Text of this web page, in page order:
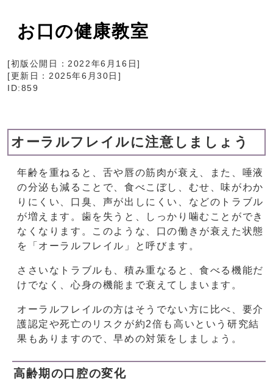
お口の健康教室
[初版公開日：2022年6月16日]
[更新日： 2025年6月30日 ]
ID:859
オーラルフレイルに注意しましょう
年齢を重ねると、舌や唇の筋肉が衰え、また、唾液
の分泌も減ることで、食べこぼし、むせ、味がわか
りにくい、口臭、声が出しにくい、などのトラブル
が増えます。歯を失うと、しっかり噛むことができ
なくなります。このような、口の働きが衰えた状態
を「オーラルフレイル」と呼びます。
ささいなトラブルも、積み重なると、食べる機能だ
けでなく、心身の機能まで衰えてしまいます。
オーラルフレイルの方はそうでない方に比べ、要介
護認定や死亡のリスクが約2倍も高いという研究結
果もありますので、早めの対策をしましょう。
高齢期の口腔の変化